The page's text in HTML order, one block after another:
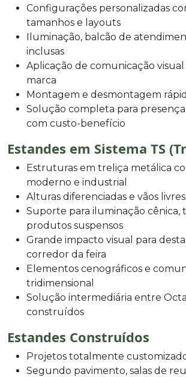
Configurações personalizadas
tamanhos e layouts
Iluminação, balcão de
inclusas
Aplicação de comunicação
marca
Montagem e desmontagem
Solução completa para presença
com custo-benefício
Estandes em Sistema TS
Estruturas em treliça metálica
moderno e industrial
Alturas diferenciadas e vãos
Suporte para iluminação cênica,
produtos suspensos
Grande impacto visual para
corredor da feira
Elementos cenográficos e
tridimensional
Solução intermediária entre
construídos
Estandes Construídos
Projetos totalmente
Segundo pavimento, salas de